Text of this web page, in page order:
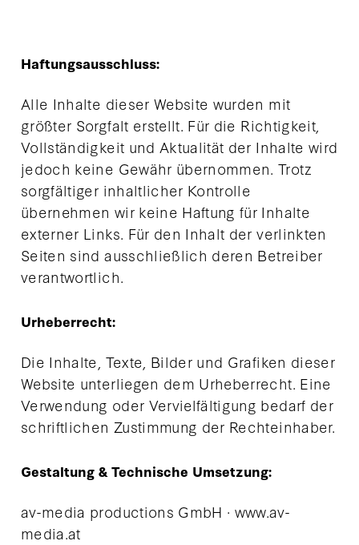
Haftungsausschluss:
Alle Inhalte dieser Website wurden mit
größter Sorgfalt erstellt. Für die Richtigkeit,
Vollständigkeit und Aktualität der Inhalte wird
jedoch keine Gewähr übernommen. Trotz
sorgfältiger inhaltlicher Kontrolle
übernehmen wir keine Haftung für Inhalte
externer Links. Für den Inhalt der verlinkten
Seiten sind ausschließlich deren Betreiber
verantwortlich.
Urheberrecht:
Die Inhalte, Texte, Bilder und Grafiken dieser
Website unterliegen dem Urheberrecht. Eine
Verwendung oder Vervielfältigung bedarf der
schriftlichen Zustimmung der Rechteinhaber.
Gestaltung & Technische Umsetzung:
av-media productions GmbH · www.av-
media.at